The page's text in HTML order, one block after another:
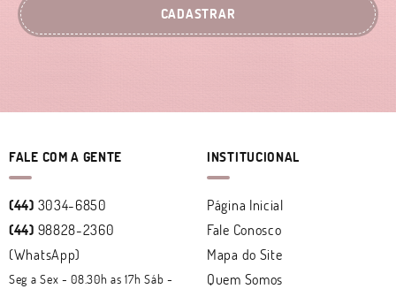
CADASTRAR
FALE COM A GENTE
(44) 3034-6850
(44) 98828-2360
(WhatsApp)
Seg a Sex - 08.30h as 17h Sáb -
INSTITUCIONAL
Página Inicial
Fale Conosco
Mapa do Site
Quem Somos